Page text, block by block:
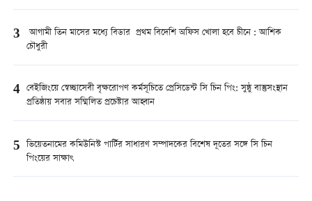
3
আগামী তিন মাসের মধ্যে বিডার প্রথম বিদেশি অফিস খোলা হবে চীনে : আশিক
চৌধুরী
4 বেইজিংয়ে স্বেচ্ছাসেবী বৃক্ষরোপণ কর্মসূচিতে প্রেসিডেন্ট সি চিন পিং: সুষ্ঠু বাস্তুসংস্থান
প্রতিষ্ঠায় সবার সম্মিলিত প্রচেষ্টার আহ্বান
5 ভিয়েতনামের কমিউনিস্ট পার্টির সাধারণ সম্পাদকের বিশেষ দূতের সঙ্গে সি চিন
পিংয়ের সাক্ষাৎ